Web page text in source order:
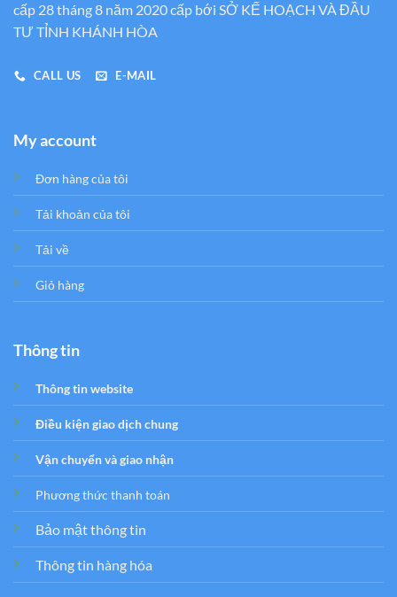
cấp 28 tháng 8 năm 2020 cấp bới SỞ KẾ HOẠCH VÀ ĐẦU
TƯ TỈNH KHÁNH HÒA
CALL US E-MAIL
My account
Đơn hàng của tôi
Tải khoản của tôi
Tải về
Giỏ hàng
Thông tin
Thông tin website
Điều kiện giao dịch chung
Vận chuyển và giao nhận
Phương thức thanh toán
Bảo mật thông tin
Thông tin hàng hóa